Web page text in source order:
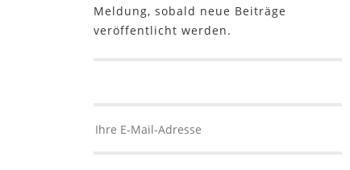
Meldung, sobald neue Beiträge
veröffentlicht werden.